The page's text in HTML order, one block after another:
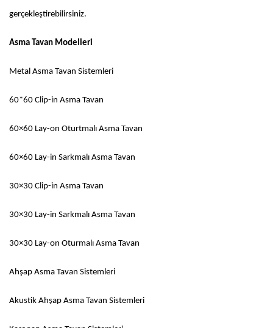
gerçekleştirebilirsiniz.
Asma Tavan Modelleri
Metal Asma Tavan Sistemleri
60*60 Clip-in Asma Tavan
60×60 Lay-on Oturtmalı Asma Tavan
60×60 Lay-in Sarkmalı Asma Tavan
30×30 Clip-in Asma Tavan
30×30 Lay-in Sarkmalı Asma Tavan
30×30 Lay-on Oturmalı Asma Tavan
Ahşap Asma Tavan Sistemleri
Akustik Ahşap Asma Tavan Sistemleri